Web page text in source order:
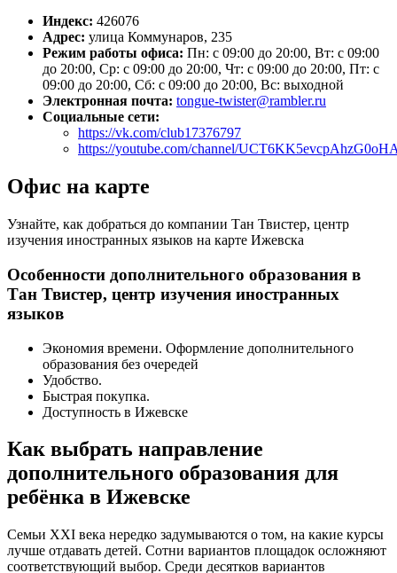
Индекс: 426076
Адрес: улица Коммунаров, 235
Режим работы офиса: Пн: с 09:00 до 20:00, Вт: с 09:00
до 20:00, Ср: с 09:00 до 20:00, Чт: с 09:00 до 20:00, Пт: с
09:00 до 20:00, Сб: с 09:00 до 20:00, Вс: выходной
Электронная почта: tongue-twister@rambler.ru
Социальные сети:
https://vk.com/club17376797
https://youtube.com/channel/
Офис на карте
Узнайте, как добраться до компании Тан Твистер, центр
изучения иностранных языков на карте Ижевска
Особенности дополнительного образования в
Тан Твистер, центр изучения иностранных
языков
Экономия времени. Оформление дополнительного
образования без очередей
Удобство.
Быстрая покупка.
Доступность в Ижевске
Как выбрать направление
дополнительного образования для
ребёнка в Ижевске
Семьи XXI века нередко задумываются о том, на какие курсы
лучше отдавать детей. Сотни вариантов площадок осложняют
соответствующий выбор. Среди десятков вариантов